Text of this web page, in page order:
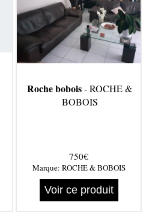
Roche bobois- ROCHE &
BOBOIS
750€
Marque: ROCHE & BOBOIS
Voir ce produit